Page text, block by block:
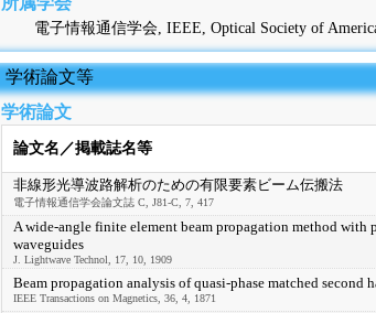
電子情報通信学会, IEEE, Optical Society of
学術論文等
学術論文
論文名／掲載誌名等
非線形光導波路解析のための有限要素ビーム伝搬法
電子情報通信学会論文誌 C, J81-C, 7, 417
A wide-angle finite element beam propagation method
waveguides
J. Lightwave Technol, 17, 10, 1909
Beam propagation analysis of quasi-phase matched second
IEEE Transactions on Magnetics, 36, 4, 1871